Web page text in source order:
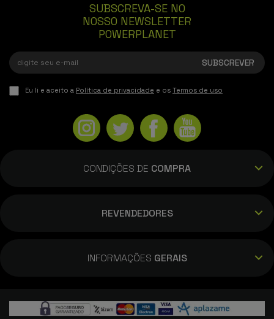
SUBSCREVA-SE NO
NOSSO NEWSLETTER
POWERPLANET
Eu li e aceito a Política de privacidade e os Termos de uso
CONDIÇÕES DE COMPRA
REVENDEDORES
INFORMAÇÕES GERAIS